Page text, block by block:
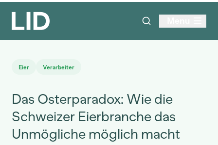
Eier Verarbeiter
Das Osterparadox: Wie die
Schweizer Eierbranche das
Unmögliche möglich macht